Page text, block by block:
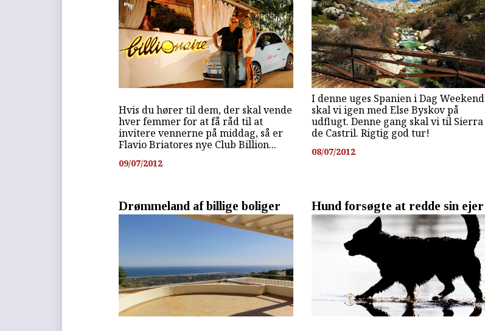
Hvis du hører til dem, der skal vende
hver femmer for at få råd til at
invitere vennerne på middag, så er
Flavio Briatores nye Club Billion...
09/07/2012
I denne uges Spanien i Dag Weekend
skal vi igen med Else Byskov på
udflugt. Denne gang skal vi til Sierra
de Castril. Rigtig god tur!
08/07/2012
Drømmeland af billige boliger Hund forsøgte at redde sin ejer